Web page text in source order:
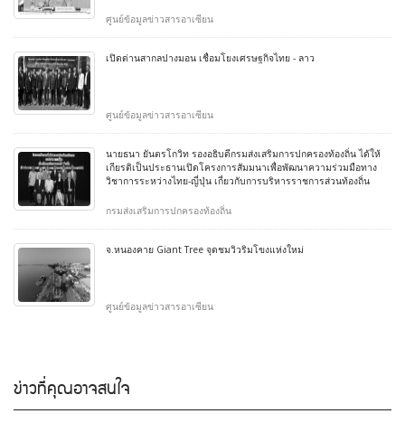
ศูนย์ข้อมูลข่าวสารอาเซียน
เปิดด่านสากลปางมอน เชื่อมโยงเศรษฐกิจไทย - ลาว
ศูนย์ข้อมูลข่าวสารอาเซียน
นายธนา ยันตรโกวิท รองอธิบดีกรมส่งเสริมการปกครองท้องถิ่น ได้ให้
เกียรติเป็นประธานเปิดโครงการสัมมนาเพื่อพัฒนาความร่วมมือทาง
วิชาการระหว่างไทย-ญี่ปุ่น เกี่ยวกับการบริหารราชการส่วนท้องถิ่น
กรมส่งเสริมการปกครองท้องถิ่น
จ.หนองคาย Giant Tree จุดชมวิวริมโขงแห่งใหม่
ศูนย์ข้อมูลข่าวสารอาเซียน
ข่าวที่คุณอาจสนใจ